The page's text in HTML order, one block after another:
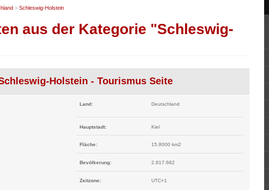
> Schleswig-Holstein
aus der Kategorie "Schleswig-
Holstein - Tourismus Seite
Land: Deutschland
Hauptstadt: Kiel
Fläche: 15.8000 km2
Bevölkerung: 2.817.682
Zeitzone: UTC+1